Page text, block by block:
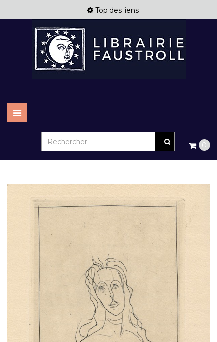
Top des liens
Basculer
la
navigation
0